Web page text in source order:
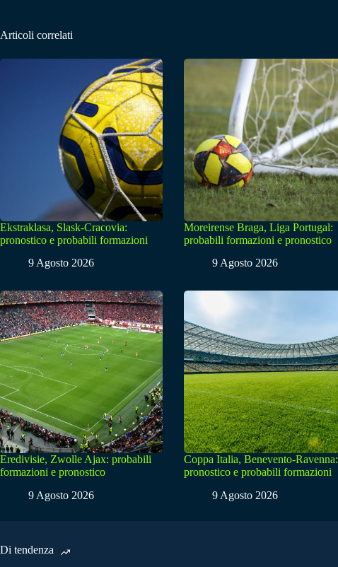
Articoli correlati
Ekstraklasa, Slask-Cracovia:
pronostico e probabili formazioni
9 Agosto 2026
Moreirense Braga, Liga Portugal:
probabili formazioni e pronostico
9 Agosto 2026
Eredivisie, Zwolle Ajax: probabili
formazioni e pronostico
9 Agosto 2026
Coppa Italia, Benevento-Ravenna:
pronostico e probabili formazioni
9 Agosto 2026
Di tendenza